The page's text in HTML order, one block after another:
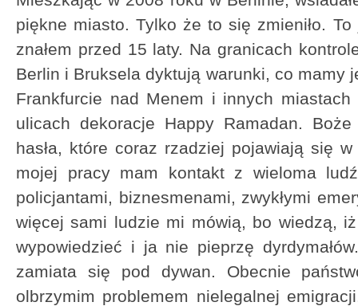
piękne miasto. Tylko że to się zmieniło.
znałem przed 15 laty. Na granicach
Berlin i Bruksela dyktują warunki, co mamy
Frankfurcie nad Menem i innych
ulicach dekoracje Happy Ramadan.
hasła, które coraz rzadziej pojawiają się
mojej pracy mam kontakt z wieloma
policjantami, biznesmenami, zwykłymi
więcej sami ludzie mi mówią, bo wiedzą,
wypowiedzieć i ja nie pieprzę
zamiata się pod dywan. Obecnie
olbrzymim problemem nielegalnej